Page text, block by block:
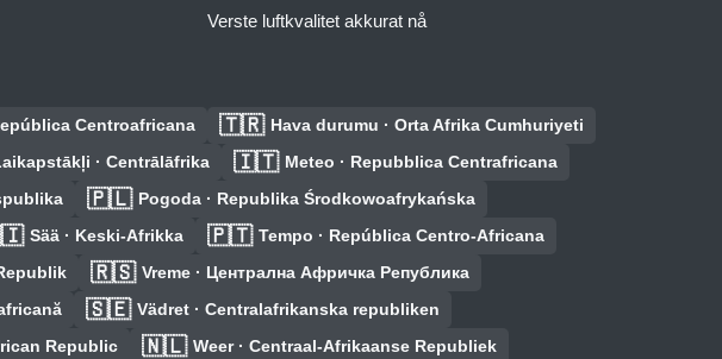
Verste luftkvalitet akkurat nå
Centroafricana 🇹🇷 Hava durumu · Orta Afrika Cumhuriyeti
· Centrālāfrika 🇮🇹 Meteo · Repubblica Centrafricana
🇵🇱 Pogoda · Republika Środkowoafrykańska
Sää · Keski-Afrikka 🇵🇹 Tempo · República Centro-Africana
🇷🇸 Vreme · Централна Афричка Република
🇸🇪 Vädret · Centralafrikanska republiken
Republic 🇳🇱 Weer · Centraal-Afrikaanse Republiek